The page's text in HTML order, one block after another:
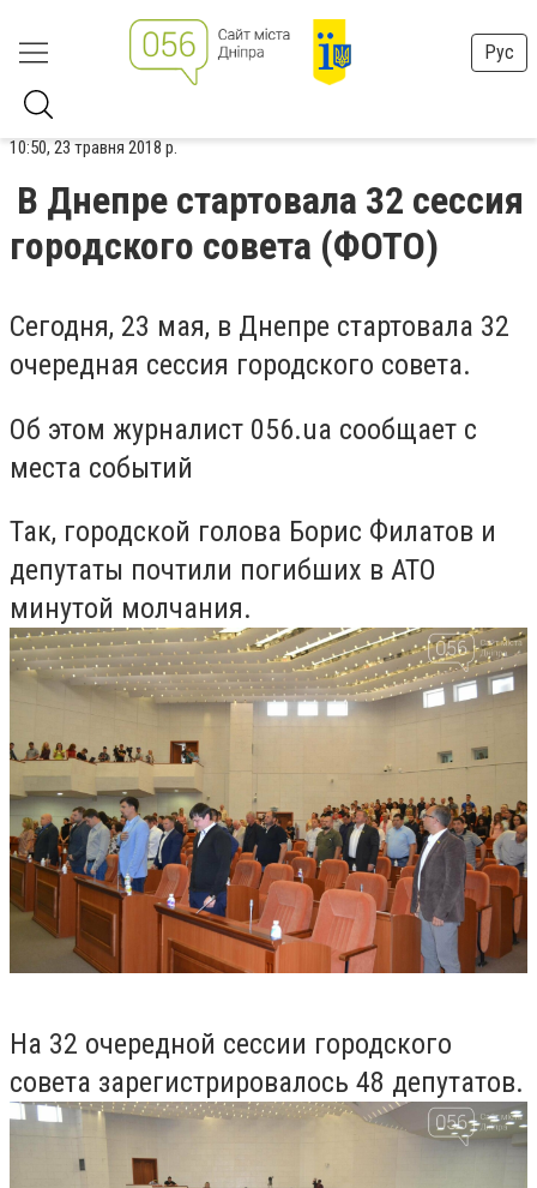
Рус
10:50, 23 травня 2018 р.
В Днепре стартовала 32 сессия
городского совета (ФОТО)
Сегодня, 23 мая, в Днепре стартовала 32
очередная сессия городского совета.
Об этом журналист 056.ua сообщает с
места событий
Так, городской голова Борис Филатов и
депутаты почтили погибших в АТО
минутой молчания.
На 32 очередной сессии городского
совета зарегистрировалось 48 депутатов.